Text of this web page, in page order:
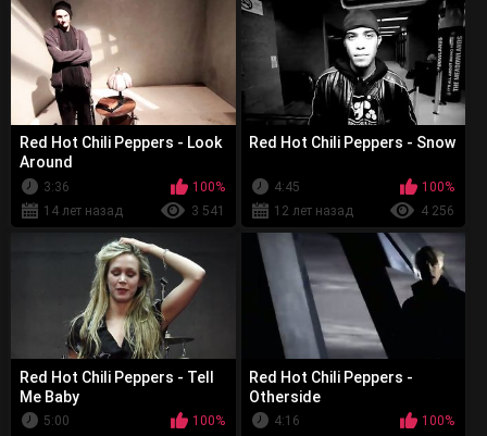
Red Hot Chili Peppers - Look
Around
3:36
100%
14 лет назад
3 541
Red Hot Chili Peppers - Snow
4:45
100%
12 лет назад
4 256
Red Hot Chili Peppers - Tell
Me Baby
5:00
100%
Red Hot Chili Peppers -
Otherside
4:16
100%